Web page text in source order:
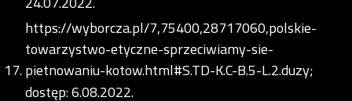
https://wyborcza.pl/7,75400,28717060,polskie-
towarzystwo-etyczne-sprzeciwiamy-sie-
pietnowaniu-kotow.html#S.TD-K.C-B.5-L.2.duzy;
dostęp: 6.08.2022.